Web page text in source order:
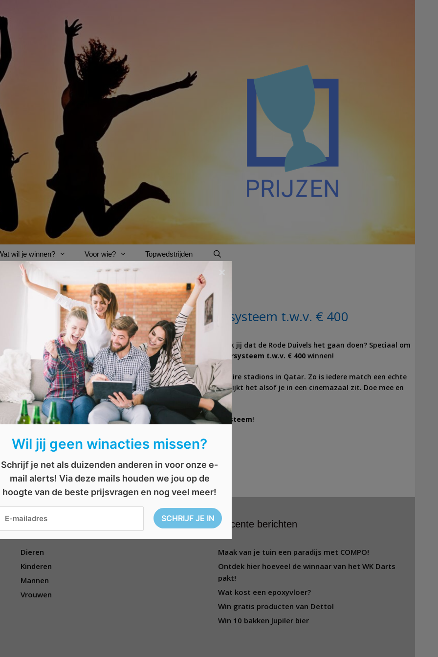
wil je winnen? Voor wie? Topwedstrijden
VOETBALMATCH
AFGELOPEN: Win een luidsprekersysteem t.w.v. € 400
Nog 10 dagen en hetWK voetbalgaat van start! Hoe denk jij dat de Rode Duivels het gaan doen? Speciaal om
dit kampioenschap echt te beleven, kan je een luidsprekersysteem t.w.v. € 400 winnen!
Met dezeluidsprekerswaan je je in één van de spectaculaire stadions in Qatar. Zo is iedere match een echte
ervaring. Ook wanneer je je favoriete series of films kijkt, lijkt het alsof je in een cinemazaal zit. Doe mee en
ontdek het zelf.
Doe mee en maak kans op een fantastisch luidsprekersysteem!
soundbar voetbalmatch
Voor wie?
Dieren
Kinderen
Mannen
Vrouwen
Recente berichten
Maak van je tuin een paradijs met COMPO!
Ontdek hier hoeveel de winnaar van het WK Darts
pakt!
Wat kost een epoxyvloer?
Win gratis producten van Dettol
Win 10 bakken Jupiler bier
Wil jij geen winacties missen?
Schrijf je net als duizenden anderen in voor onze e-
mail alerts! Via deze mails houden we jou op de
hoogte van de beste prijsvragen en nog veel meer!
×